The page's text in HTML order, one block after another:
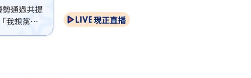
通過共提
我想黨團
現正直播